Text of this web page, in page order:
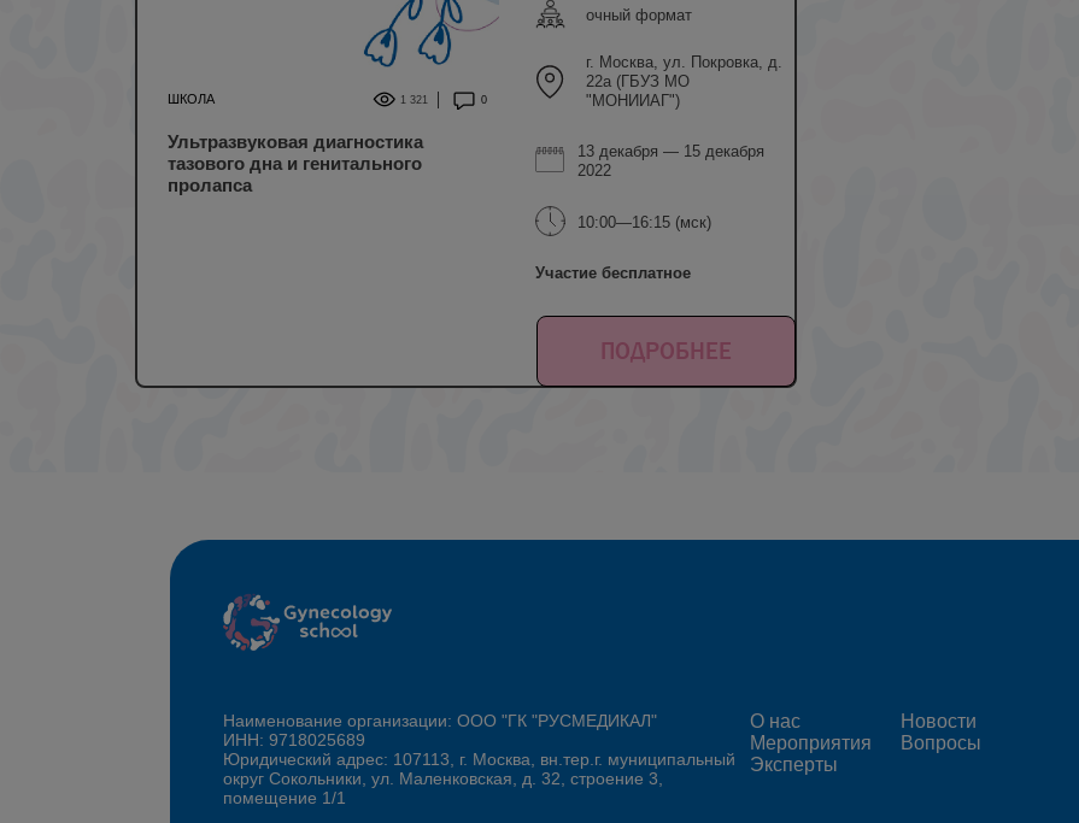
ШКОЛА 1 321 0
Ультразвуковая диагностика
тазового дна и генитального
пролапса
очный формат
г. Москва, ул. Покровка, д.
22а (ГБУЗ МО
"МОНИИАГ")
13 декабря — 15 декабря
2022
10:00—16:15 (мск)
Участие бесплатное
ПОДРОБНЕЕ
Наименование организации: ООО "ГК "РУСМЕДИКАЛ"
ИНН: 9718025689
Юридический адрес: 107113, г. Москва, вн.тер.г. муниципальный
округ Сокольники, ул. Маленковская, д. 32, строение 3,
помещение 1/1
О нас
Мероприятия
Эксперты
Новости
Вопросы